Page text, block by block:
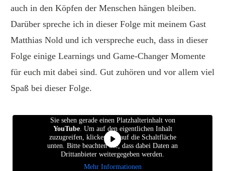
auch in den Köpfen der Menschen hängen bleiben.
Darüber spreche ich in dieser Folge mit meinem Gast
Matthias Nold und ich verspreche euch, dass in dieser
Folge einige Learnings und Game-Changer Momente
für euch mit dabei sind. Gut zuhören und vor allem viel
Spaß bei dieser Folge.
Sie sehen gerade einen Platzhalterinhalt von
YouTube. Um auf den eigentlichen Inhalt
zuzugreifen, klicken Sie auf die Schaltfläche
unten. Bitte beachten Sie, dass dabei Daten an
Drittanbieter weitergegeben werden.
Mehr Informationen